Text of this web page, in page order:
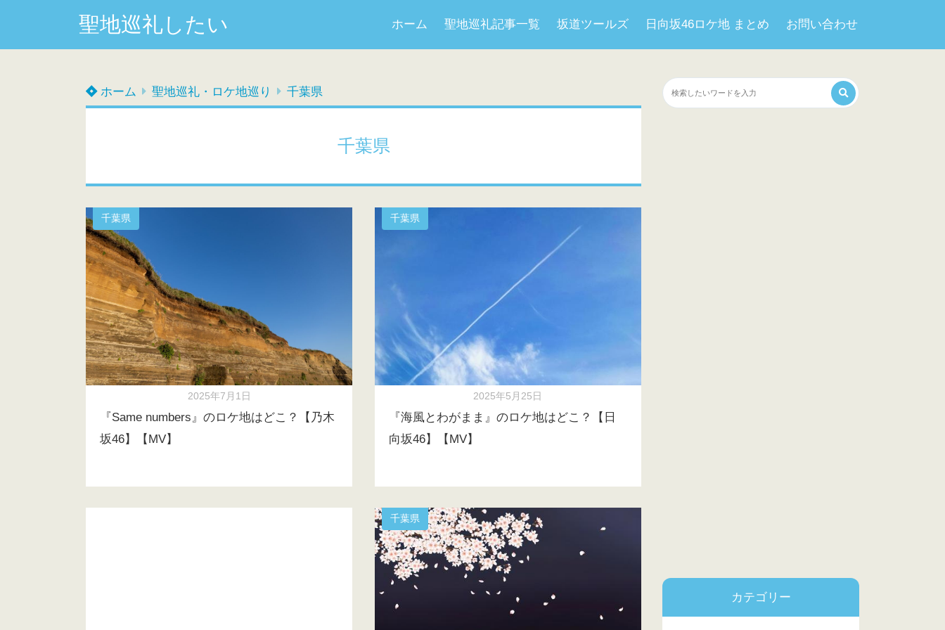
聖地巡礼したい ホーム 聖地巡礼記事一覧 坂道ツールズ 日向坂46ロケ地 まとめ お問い合わせ
ホーム 聖地巡礼・ロケ地巡り 千葉県
千葉県
千葉県
2025年7月1日
『Same numbers』のロケ地はどこ？【乃木
坂46】【MV】
千葉県
2025年5月25日
『海風とわがまま』のロケ地はどこ？【日
向坂46】【MV】
千葉県
カテゴリー